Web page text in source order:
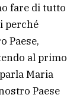
fare di tutto
perché
Paese,
al primo
Maria
Paese